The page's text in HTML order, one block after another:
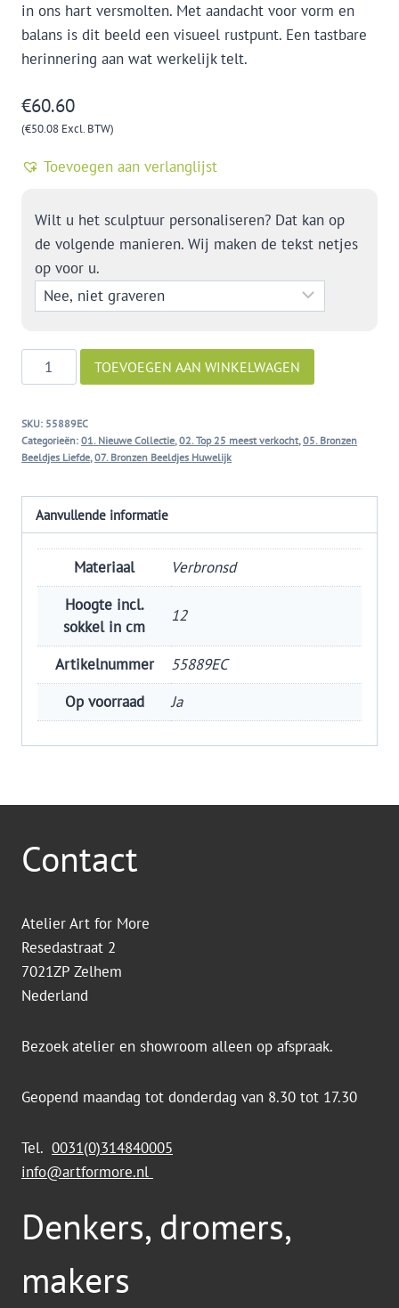
in ons hart versmolten. Met aandacht voor vorm en
balans is dit beeld een visueel rustpunt. Een tastbare
herinnering aan wat werkelijk telt.
€60.60
(€50.08 Excl. BTW)
Toevoegen aan verlanglijst
Wilt u het sculptuur personaliseren? Dat kan op
de volgende manieren. Wij maken de tekst netjes
op voor u.
Heartbeat
aantal
TOEVOEGEN AAN WINKELWAGEN
SKU: 55889EC
Categorieën: 01. Nieuwe Collectie,02. Top 25 meest verkocht,05. Bronzen
Beeldjes Liefde,07. Bronzen Beeldjes Huwelijk
Aanvullende informatie
Materiaal
Verbronsd
Hoogte incl.
sokkel in cm
12
Artikelnummer
55889EC
Op voorraad
Ja
Contact
Atelier Art for More
Resedastraat 2
7021ZP Zelhem
Nederland
Bezoek atelier en showroom alleen op afspraak.
Geopend maandag tot donderdag van 8.30 tot 17.30
Tel. 0031(0)314840005
info@artformore.nl
Denkers, dromers,
makers